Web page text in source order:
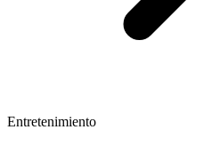
Entretenimiento